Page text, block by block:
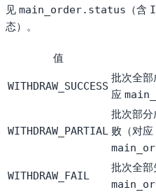
见 main_order.status （含
态）。
值
WITHDRAW_SUCCESS
批次全
应
WITHDRAW_PARTIAL
批次部
败（对应
WITHDRAW_FAIL
批次全